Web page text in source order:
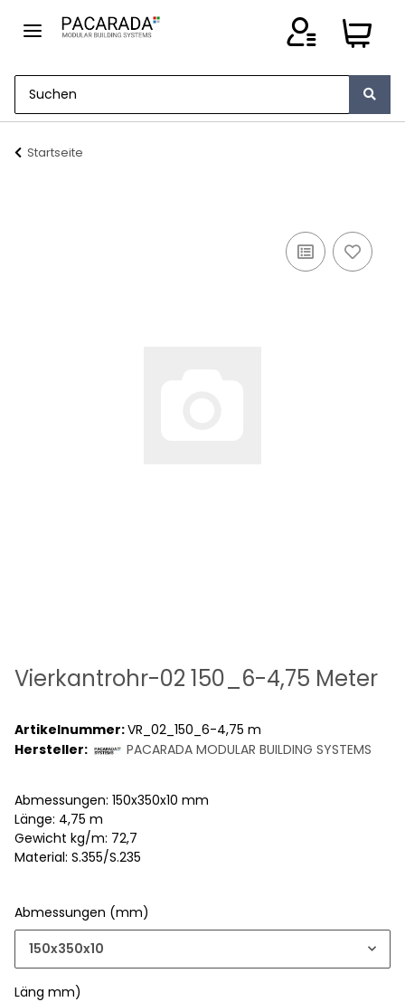
Startseite
Vierkantrohr-02 150_6-4,75 Meter
Artikelnummer:VR_02_150_6-4,75 m
Hersteller:
PACARADA MODULAR BUILDING SYSTEMS
Abmessungen: 150x350x10 mm
Länge: 4,75 m
Gewicht kg/m: 72,7
Material: S.355/S.235
Abmessungen (mm)
150x350x10
Läng mm)